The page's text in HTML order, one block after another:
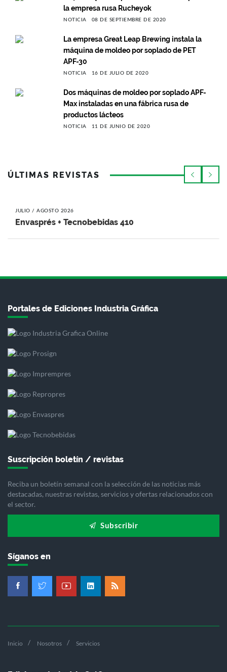
la empresa rusa Rucheyok
NOTICIA 08 DE SEPTIEMBRE DE 2020
La empresa Great Leap Brewing instala la
máquina de moldeo por soplado de PET
APF-30
NOTICIA 16 DE JULIO DE 2020
Dos máquinas de moldeo por soplado APF-
Max instaladas en una fábrica rusa de
productos lácteos
NOTICIA 11 DE JUNIO DE 2020
ÚLTIMAS REVISTAS
JULIO / AGOSTO 2026
Envasprés + Tecnobebidas 410
Portales de Ediciones Industria Gráfica
Suscripción boletín / revistas
Reciba un boletín semanal con la selección de las noticias más
destacadas, nuestras revistas, servicios y ofertas relacionados con
el sector.
Subscribir
Síganos en
Inicio Nosotros Servicios